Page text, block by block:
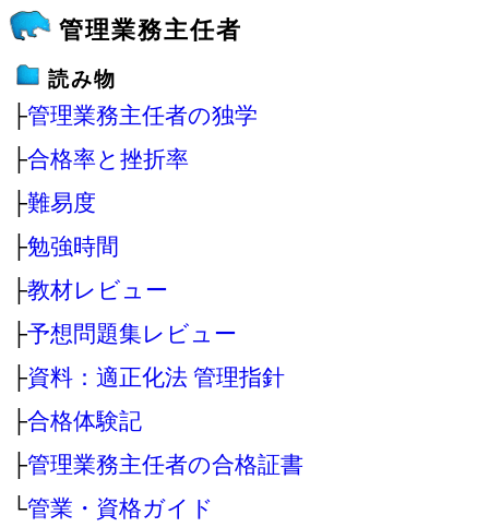
管理業務主任者
読み物
├管理業務主任者の独学
├合格率と挫折率
├難易度
├勉強時間
├教材レビュー
├予想問題集レビュー
├資料：適正化法 管理指針
├合格体験記
├管理業務主任者の合格証書
└管業・資格ガイド